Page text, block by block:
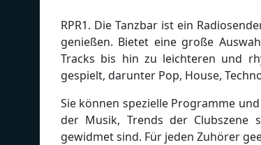
RPR1. Die Tanzbar ist ein
genießen. Bietet eine große
Tracks bis hin zu leichteren und
gespielt, darunter Pop, House,
Sie können spezielle Programme
der Musik, Trends der Clubszene
gewidmet sind. Für jeden Zuhörer